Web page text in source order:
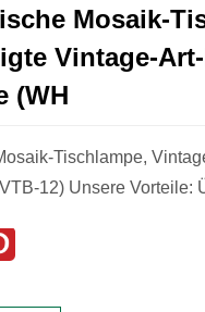
Mosaik-
Vintage-
(WH
Tischlampe,
12) Unsere Vorteile: